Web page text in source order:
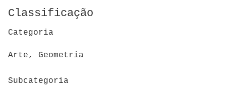
Classificação
Categoria
Arte, Geometria
Subcategoria